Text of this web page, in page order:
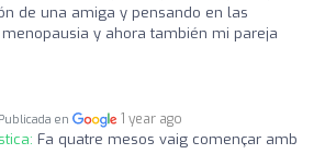
de una amiga y pensando en las
y ahora también mi pareja
Publicada en 1 year ago
Fa quatre mesos vaig començar amb